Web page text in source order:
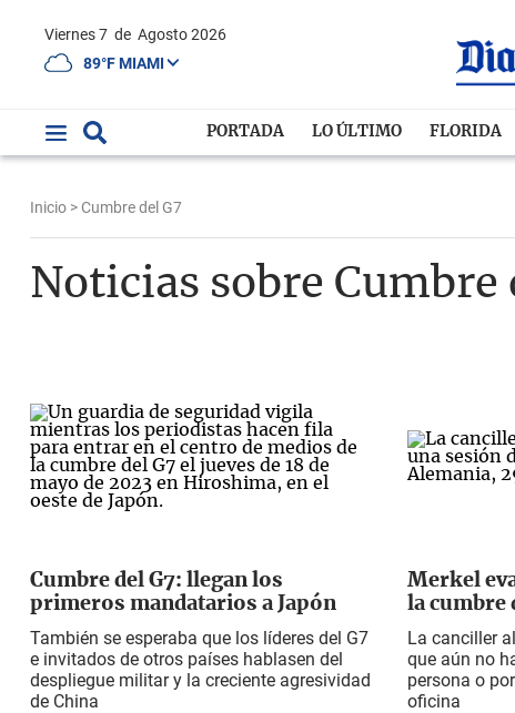
Viernes 7 de Agosto 2026
89°F MIAMI
PORTADA LO ÚLTIMO FLORIDA
Inicio > Cumbre del G7
Noticias sobre Cumbre
Cumbre del G7: llegan los
primeros mandatarios a Japón
También se esperaba que los líderes del G7
e invitados de otros países hablasen del
despliegue militar y la creciente agresividad
de China
Merkel
la cumbre
La canciller
que aún no
persona o
oficina